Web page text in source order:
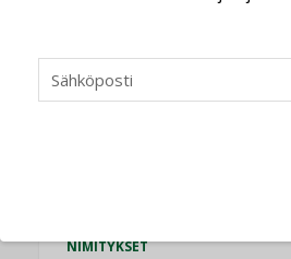
Refair
NIMITYKSET
NIMITYKSET